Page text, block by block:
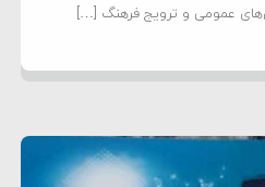
عمومی و ترویج فرهنگ […]